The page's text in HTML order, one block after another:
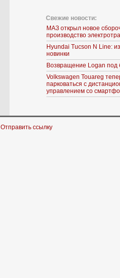
Свежие новости:
МАЗ открыл новое
производство
Hyundai Tucson N Line:
новинки
Возвращение Logan под
Volkswagen Touareg
парковаться с
управлением со
Отправить ссылку